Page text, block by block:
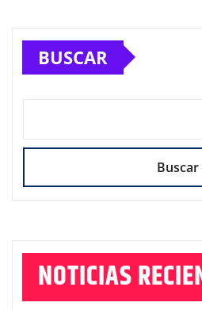
BUSCAR
Buscar
NOTICIAS